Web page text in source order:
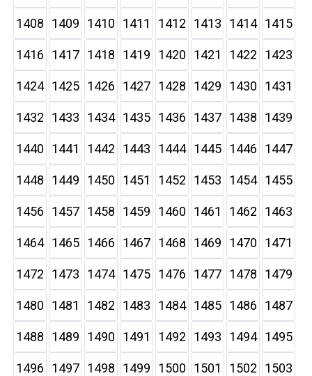
1408 1409 1410 1411 1412 1413 1414 1415
1416 1417 1418 1419 1420 1421 1422 1423
1424 1425 1426 1427 1428 1429 1430 1431
1432 1433 1434 1435 1436 1437 1438 1439
1440 1441 1442 1443 1444 1445 1446 1447
1448 1449 1450 1451 1452 1453 1454 1455
1456 1457 1458 1459 1460 1461 1462 1463
1464 1465 1466 1467 1468 1469 1470 1471
1472 1473 1474 1475 1476 1477 1478 1479
1480 1481 1482 1483 1484 1485 1486 1487
1488 1489 1490 1491 1492 1493 1494 1495
1496 1497 1498 1499 1500 1501 1502 1503